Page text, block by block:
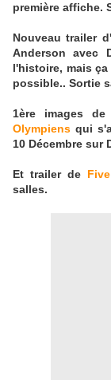
première affiche.
Nouveau trailer d'
Anderson avec
l'histoire, mais
possible.. Sortie
1ère images
Olympiens qui
10 Décembre sur
Et trailer de
salles.